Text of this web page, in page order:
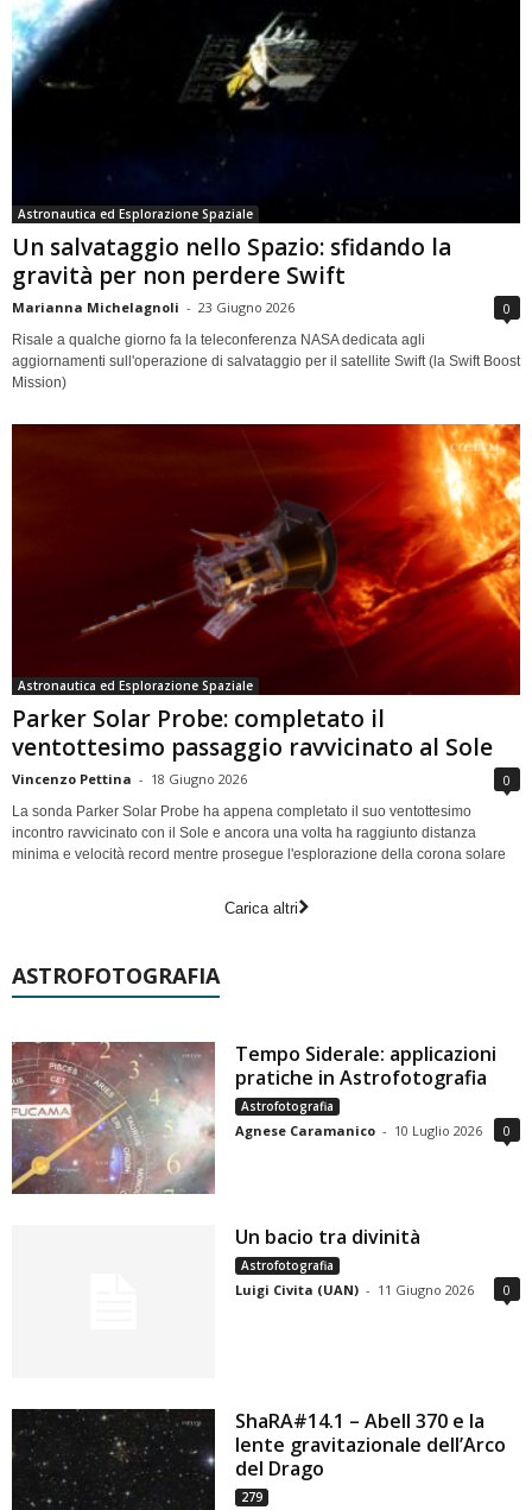
Astronautica ed Esplorazione Spaziale
Un salvataggio nello Spazio: sfidando la
gravità per non perdere Swift
Marianna Michelagnoli - 23 Giugno 2026 0
Risale a qualche giorno fa la teleconferenza NASA dedicata agli
aggiornamenti sull'operazione di salvataggio per il satellite Swift (la Swift Boost
Mission)
Astronautica ed Esplorazione Spaziale
Parker Solar Probe: completato il
ventottesimo passaggio ravvicinato al Sole
Vincenzo Pettina - 18 Giugno 2026 0
La sonda Parker Solar Probe ha appena completato il suo ventottesimo
incontro ravvicinato con il Sole e ancora una volta ha raggiunto distanza
minima e velocità record mentre prosegue l'esplorazione della corona solare
Carica altri
ASTROFOTOGRAFIA
Tempo Siderale: applicazioni
pratiche in Astrofotografia
Astrofotografia
Agnese Caramanico - 10 Luglio 2026 0
Un bacio tra divinità
Astrofotografia
Luigi Civita (UAN) - 11 Giugno 2026 0
ShaRA#14.1 – Abell 370 e la
lente gravitazionale dell’Arco
del Drago
279